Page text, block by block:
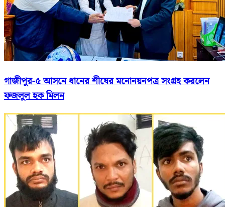
গাজীপুর-৫ আসনে ধানের শীষের মনোনয়নপত্র সংগ্রহ করলেন
ফজলুল হক মিলন